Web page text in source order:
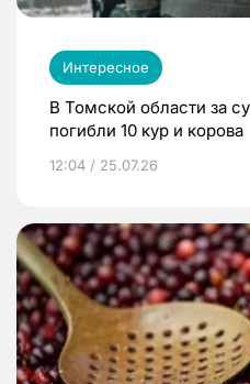
Интересное
В Томской области за
погибли 10 кур и корова
12:04 / 25.07.26